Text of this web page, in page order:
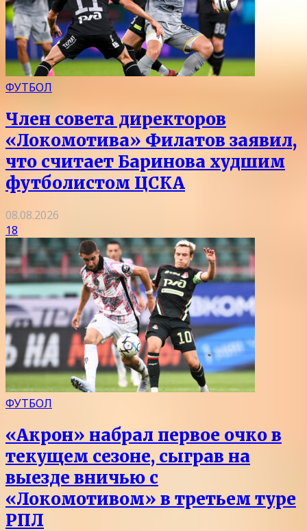
ФУТБОЛ
Член совета директоров
«Локомотива» Филатов заявил,
что считает Баринова худшим
футболистом ЦСКА
08.08.2026
18
ФУТБОЛ
«Акрон» набрал первое очко в
текущем сезоне, сыграв на
выезде вничью с
«Локомотивом» в третьем туре
РПЛ